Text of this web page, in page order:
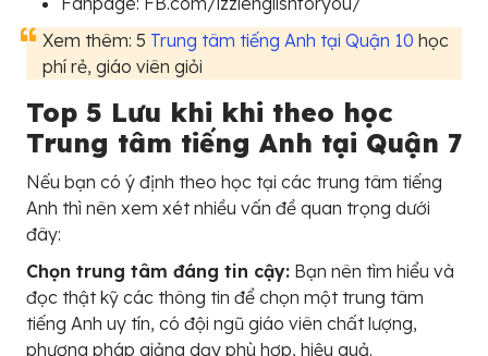
Xem thêm: 5 Trung tâm tiếng Anh tại Quận 10 học
phí rẻ, giáo viên giỏi
Top 5 Lưu khi khi theo học
Trung tâm tiếng Anh tại Quận 7
Nếu bạn có ý định theo học tại các trung tâm tiếng
Anh thì nên xem xét nhiều vấn đề quan trọng dưới
đây:
Chọn trung tâm đáng tin cậy: Bạn nên tìm hiểu và
đọc thật kỹ các thông tin để chọn một trung tâm
tiếng Anh uy tín, có đội ngũ giáo viên chất lượng,
phương pháp giảng dạy phù hợp, hiệu quả.